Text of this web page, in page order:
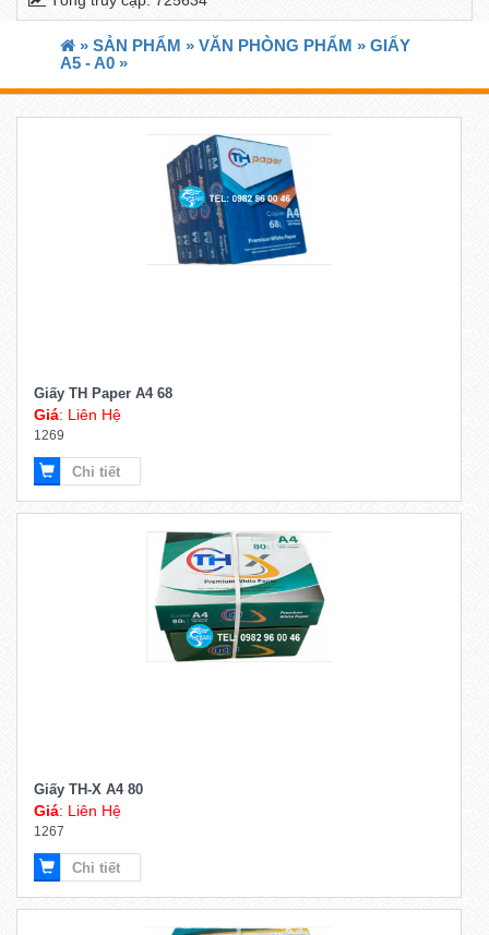
» SẢN PHẨM » VĂN PHÒNG PHẨM » GIẤY
A5 - A0 »
Giấy TH Paper A4 68
Giá: Liên Hệ
1269
Chi tiết
Giấy TH-X A4 80
Giá: Liên Hệ
1267
Chi tiết